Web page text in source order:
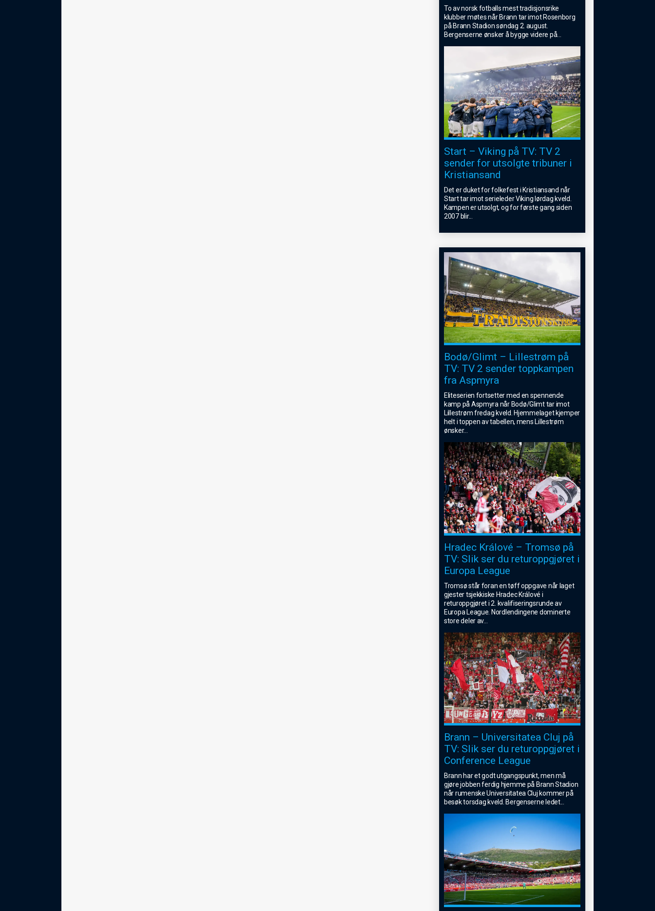
To av norsk fotballs mest tradisjonsrike
klubber møtes når Brann tar imot Rosenborg
på Brann Stadion søndag 2. august.
Bergenserne ønsker å bygge videre på
Start – Viking på TV: TV 2
sender for utsolgte tribuner i
Kristiansand
Det er duket for folkefest i Kristiansand når
Start tar imot serieleder Viking lørdag kveld.
Kampen er utsolgt, og for første gang siden
2007 blir...
Bodø/Glimt – Lillestrøm på
TV: TV 2 sender toppkampen
fra Aspmyra
Eliteserien fortsetter med en spennende
kamp på Aspmyra når Bodø/Glimt tar imot
Lillestrøm fredag kveld. Hjemmelaget kjemper
helt i toppen av tabellen, mens Lillestrøm
ønsker...
Hradec Králové – Tromsø på
TV: Slik ser du returoppgjøret i
Europa League
Tromsø står foran en tøff oppgave når laget
gjester tsjekkiske Hradec Králové i
returoppgjøret i 2. kvalifiseringsrunde av
Europa League. Nordlendingene dominerte
store deler av...
Brann – Universitatea Cluj på
TV: Slik ser du returoppgjøret i
Conference League
Brann har et godt utgangspunkt, men må
gjøre jobben ferdig hjemme på Brann Stadion
når rumenske Universitatea Cluj kommer på
besøk torsdag kveld. Bergenserne ledet...